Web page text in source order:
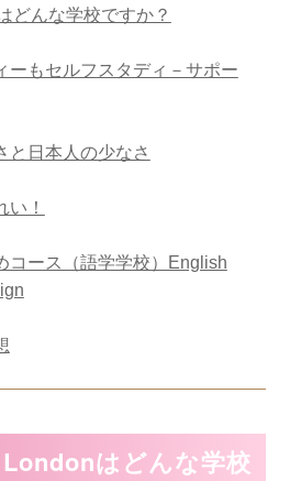
んな学校ですか？
もセルフスタディ－サポー
日本人の少なさ
！
ース（語学学校）English
はどんな学校